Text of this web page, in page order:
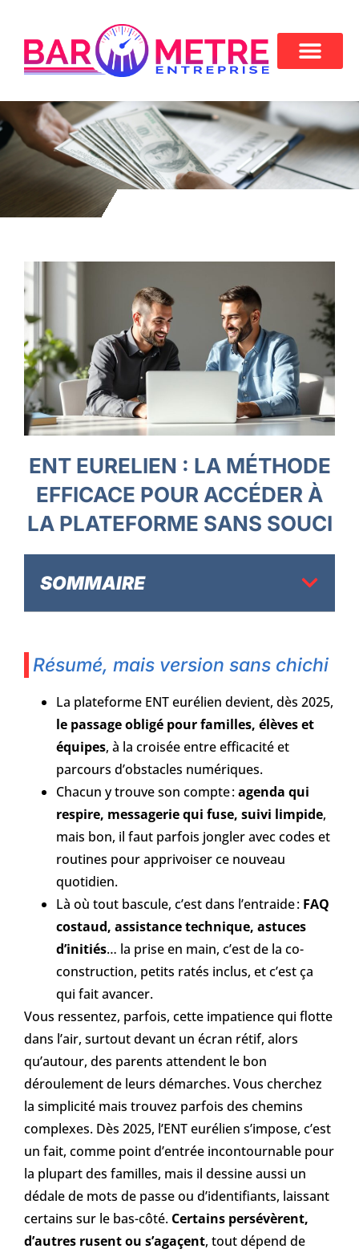
ENT EURELIEN : LA MÉTHODE
EFFICACE POUR ACCÉDER À
LA PLATEFORME SANS SOUCI
SOMMAIRE
Résumé, mais version sans chichi
La plateforme ENT eurélien devient, dès 2025,
le passage obligé pour familles, élèves et
équipes, à la croisée entre efficacité et
parcours d’obstacles numériques.
Chacun y trouve son compte :agenda qui
respire, messagerie qui fuse, suivi limpide,
mais bon, il faut parfois jongler avec codes et
routines pour apprivoiser ce nouveau
quotidien.
Là où tout bascule, c’est dans l’entraide : FAQ
costaud, assistance technique, astuces
d’initiés… la prise en main, c’est de la co-
construction, petits ratés inclus, et c’est ça
qui fait avancer.
Vous ressentez, parfois, cette impatience qui flotte
dans l’air, surtout devant un écran rétif, alors
qu’autour, des parents attendent le bon
déroulement de leurs démarches. Vous cherchez
la simplicité mais trouvez parfois des chemins
complexes. Dès 2025, l’ENT eurélien s’impose, c’est
un fait, comme point d’entrée incontournable pour
la plupart des familles, mais il dessine aussi un
dédale de mots de passe ou d’identifiants, laissant
certains sur le bas-côté. Certains persévèrent,
d’autres rusent ou s’agaçent, tout dépend de